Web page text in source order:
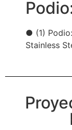
● (1)
Stainless